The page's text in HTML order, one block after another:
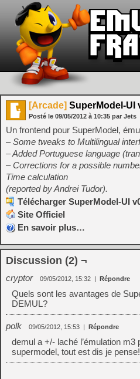
[Arcade] SuperModel-UI
Posté le 09/05/2012 à 10:35 par Jets
Un frontend pour SuperModel,
– Some tweaks to Multilingual
– Added Portuguese language
– Corrections for a possible
Time calculation
(reported by Andrei Tudor).
Télécharger SuperModel-UI
Site Officiel
En savoir plus…
Discussion (2) ¬
cryptor 09/05/2012, 15:32 | Répondre
Quels sont les avantages de
DEMUL?
polk 09/05/2012, 15:53 | Répondre
demul a +/- laché l’émulation m3
supermodel, tout est dis je pense!